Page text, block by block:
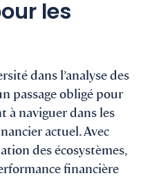
les
dans l’analyse des
passage obligé pour
à naviguer dans les
actuel. Avec
des écosystèmes,
financière